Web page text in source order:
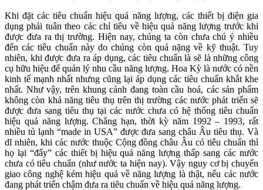
Khi đặt các tiêu chuẩn hiệu quả năng lượng, các thiết bị điện gia
dụng phải tuân theo các chỉ tiêu về hiệu quả năng lượng trước khi
được đưa ra thị trường. Hiện nay, chúng ta còn chưa chú ý nhiều
đến các tiêu chuẩn này do chúng còn quá nặng về kỹ thuật. Tuy
nhiên, khi được đưa ra áp dụng, các tiêu chuẩn là sẽ là những công
cụ hữu hiệu để quản lý nhu cầu năng lượng. Hoa Kỳ là nước có nền
kinh tế mạnh nhất nhưng cũng lại áp dụng các tiêu chuẩn khắt khe
nhất. Như vậy, trên khung cảnh đang toàn cầu hoá, các sản phẩm
không còn khả năng tiêu thụ trên thị trường các nước phát triển sẽ
được đưa sang tiêu thụ tại các nước chưa có hệ thống tiêu chuẩn
hiệu quả năng lượng. Chẳng hạn, thời kỳ năm 1992 – 1993, rất
nhiều tủ lạnh “made in USA” được đưa sang châu Âu tiêu thụ. Và
dĩ nhiên, khi các nước thuộc Cộng đồng châu Âu có tiêu chuẩn thì
họ lại “đẩy” các thiết bị hiệu quả năng lượng thấp sang các nước
chưa có tiêu chuẩn (như nước ta hiện nay). Vậy nguy cơ bị chuyển
giao công nghệ kém hiệu quả về năng lượng là thật, nếu các nước
đang phát triển chậm đưa ra tiêu chuẩn về hiệu quả năng lượng.